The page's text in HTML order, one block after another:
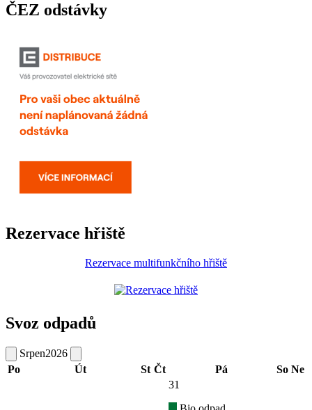
ČEZ odstávky
Rezervace hřiště
Rezervace multifunkčního hřiště
Svoz odpadů
Srpen2026
Po
Út St Čt Pá So Ne
31